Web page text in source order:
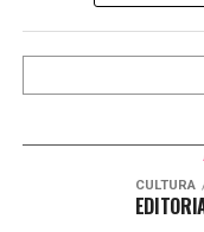
Buscar
CULTURA